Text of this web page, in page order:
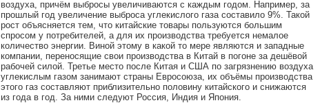
воздуха, причём выбросы увеличиваются с каждым годом. Например, за
прошлый год увеличение выброса углекислого газа составило 9%. Такой
рост объясняется тем, что китайские товары пользуются большим
спросом у потребителей, а для их производства требуется немалое
количество энергии. Виной этому в какой то мере являются и западные
компании, переносящие свои производства в Китай в погоне за дешёвой
рабочей силой. Третье место после Китая и США по загрязнению воздуха
углекислым газом занимают страны Евросоюза, их объёмы производства
этого газ составляют приблизительно половину китайского и снижаются
из года в год. За ними следуют Россия, Индия и Япония.